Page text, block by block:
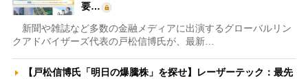
要…
新聞や雑誌など多数の金融メディアに出演するグローバルリン
クアドバイザーズ代表の戸松信博氏が、最新…
【戸松信博氏「明日の爆騰株」を探せ】レーザーテック：最先